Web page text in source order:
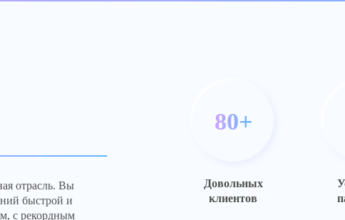
отрасль. Вы
быстрой и
с рекордным
80+
Довольных
клиентов